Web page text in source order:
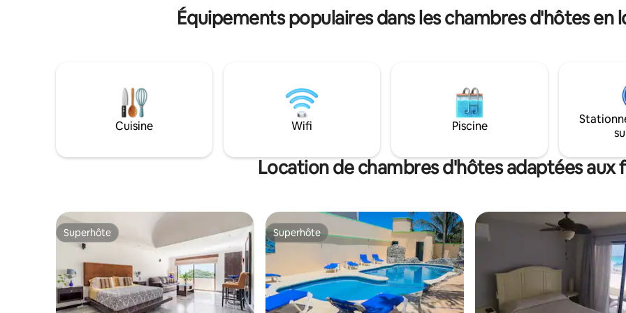
Équipements populaires dans les chambres d'hôtes en
Cuisine Wifi Piscine
Location de chambres d'hôtes adaptées aux
Superhôte
Superhôte Superhôte
Superhôte